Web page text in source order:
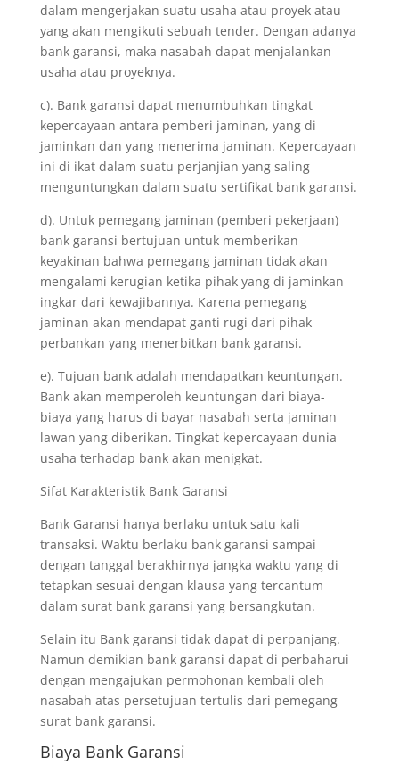
dalam mengerjakan suatu usaha atau proyek atau
yang akan mengikuti sebuah tender. Dengan adanya
bank garansi, maka nasabah dapat menjalankan
usaha atau proyeknya.
c). Bank garansi dapat menumbuhkan tingkat
kepercayaan antara pemberi jaminan, yang di
jaminkan dan yang menerima jaminan. Kepercayaan
ini di ikat dalam suatu perjanjian yang saling
menguntungkan dalam suatu sertifikat bank garansi.
d). Untuk pemegang jaminan (pemberi pekerjaan)
bank garansi bertujuan untuk memberikan
keyakinan bahwa pemegang jaminan tidak akan
mengalami kerugian ketika pihak yang di jaminkan
ingkar dari kewajibannya. Karena pemegang
jaminan akan mendapat ganti rugi dari pihak
perbankan yang menerbitkan bank garansi.
e). Tujuan bank adalah mendapatkan keuntungan.
Bank akan memperoleh keuntungan dari biaya-
biaya yang harus di bayar nasabah serta jaminan
lawan yang diberikan. Tingkat kepercayaan dunia
usaha terhadap bank akan menigkat.
Sifat Karakteristik Bank Garansi
Bank Garansi hanya berlaku untuk satu kali
transaksi. Waktu berlaku bank garansi sampai
dengan tanggal berakhirnya jangka waktu yang di
tetapkan sesuai dengan klausa yang tercantum
dalam surat bank garansi yang bersangkutan.
Selain itu Bank garansi tidak dapat di perpanjang.
Namun demikian bank garansi dapat di perbaharui
dengan mengajukan permohonan kembali oleh
nasabah atas persetujuan tertulis dari pemegang
surat bank garansi.
Biaya Bank Garansi